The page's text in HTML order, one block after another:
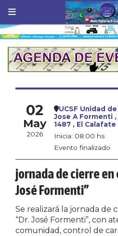
jornada de cierre en
José Formenti”
Se realizará la jornada de
“Dr. José Formenti”, con
comunidad, control de
02
May
2026
UCSF Unidad
Jose A Formenti ,
1487 , El Calafate
Inicia: 08:00 hs
Evento finalizado